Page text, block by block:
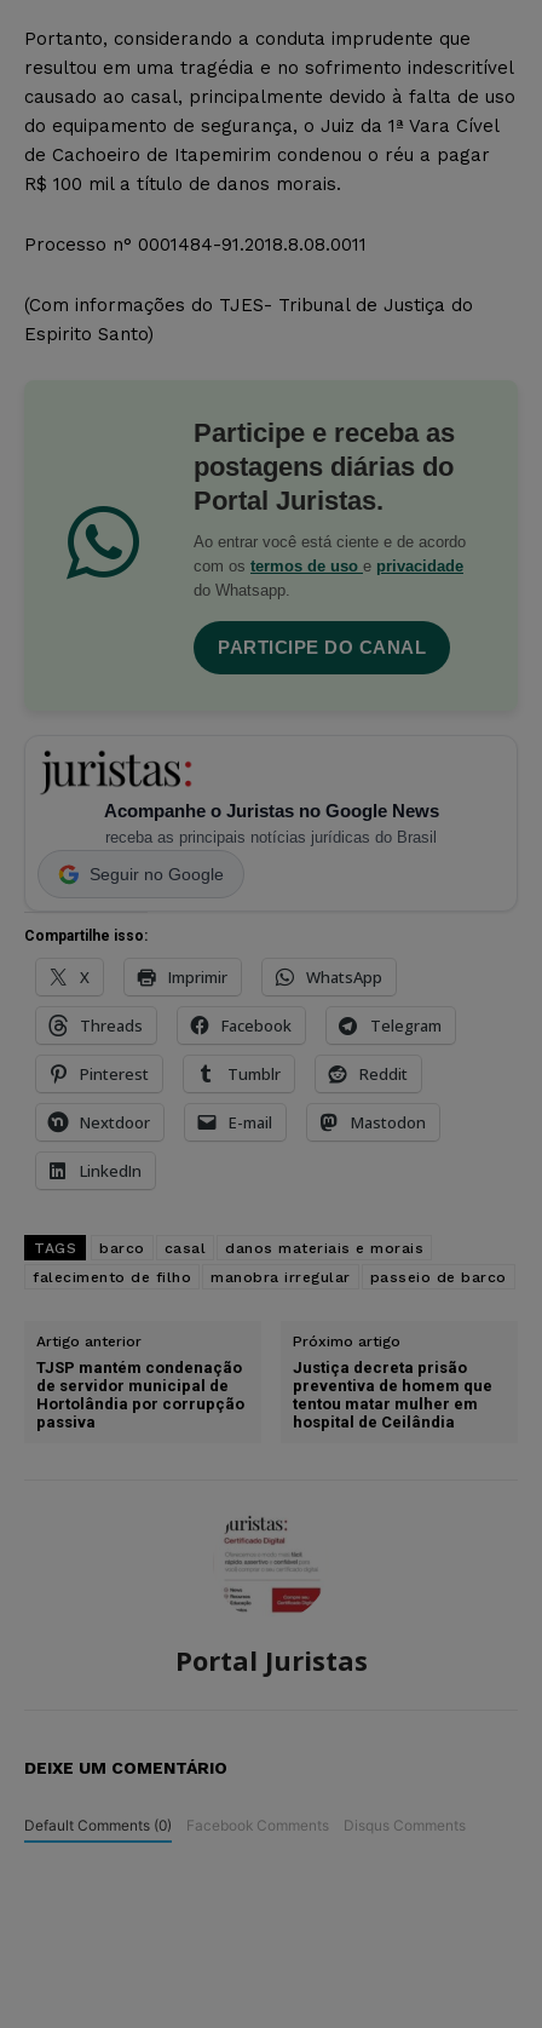
Portanto, considerando a conduta imprudente que
resultou em uma tragédia e no sofrimento indescritível
causado ao casal, principalmente devido à falta de uso
do equipamento de segurança, o Juiz da 1ª Vara Cível
de Cachoeiro de Itapemirim condenou o réu a pagar
R$ 100 mil a título de danos morais.
Processo n° 0001484-91.2018.8.08.0011
(Com informações do TJES- Tribunal de Justiça do
Espirito Santo)
Participe e receba as
postagens diárias do
Portal Juristas.
Ao entrar você está ciente e de acordo
com os termos de uso e privacidade
do Whatsapp.
PARTICIPE DO CANAL
Acompanhe o Juristas no Google News
receba as principais notícias jurídicas do Brasil
Seguir no Google
Compartilhe isso:
X Imprimir WhatsApp
Threads Facebook Telegram
Pinterest Tumblr Reddit
Nextdoor E-mail Mastodon
LinkedIn
TAGS barco casal
danos materiais e morais
falecimento de filho
manobra irregular passeio de barco
Artigo anterior
TJSP mantém condenação
de servidor municipal de
Hortolândia por corrupção
passiva
Próximo artigo
Justiça decreta prisão
preventiva de homem que
tentou matar mulher em
hospital de Ceilândia
Portal Juristas
DEIXE UM COMENTÁRIO
Default Comments (0) Facebook Comments Disqus Comments